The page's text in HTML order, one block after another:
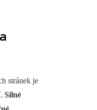
stránek je
Silné